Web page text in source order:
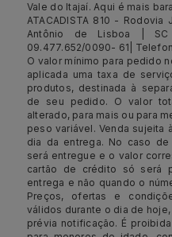
Vale do Itajaí. Aqui é mais
ATACADISTA 810 -
Antônio de Lisboa |
09.477.652/0090- 61|
O valor mínimo para pedido
aplicada uma taxa de
produtos, destinada à
de seu pedido. O valor
alterado, para mais ou para
peso variável. Venda
dia da entrega. No caso
será entregue e o valor
cartão de crédito só será
entrega e não quando o
Preços, ofertas e
válidos durante o dia de
prévia notificação. É